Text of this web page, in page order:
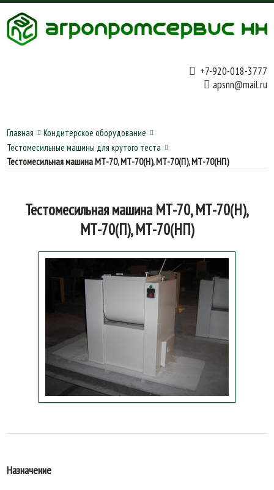
+7-920-018-3777
apsnn@mail.ru
Главная
Кондитерское оборудование
Тестомесильные машины для крутого теста
Тестомесильная машина МТ-70, МТ-70(Н), МТ-70(П), МТ-70(НП)
Тестомесильная машина МТ-70, МТ-70(Н),
МТ-70(П), МТ-70(НП)
Назначение